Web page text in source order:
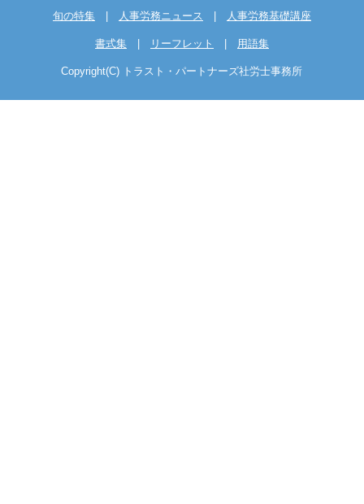
旬の特集 人事労務ニュース 人事労務基礎講座
書式集 リーフレット 用語集
Copyright(C) トラスト・パートナーズ社労士事務所